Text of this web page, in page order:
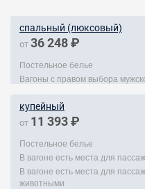
спальный (люксовый)
от 36 248 ₽
Постельное белье
Вагоны с правом выбора
купейный
от 11 393 ₽
Постельное белье
В вагоне есть места для
В вагоне есть места для
животными